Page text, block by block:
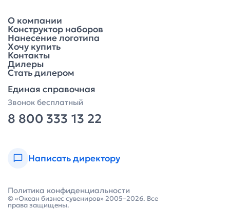
О компании
Конструктор наборов
Нанесение логотипа
Хочу купить
Контакты
Дилеры
Стать дилером
Единая справочная
Звонок бесплатный
8 800 333 13 22
Написать директору
© «Океан бизнес сувениров» 2005–2026. Все
права защищены.
Политика конфиденциальности